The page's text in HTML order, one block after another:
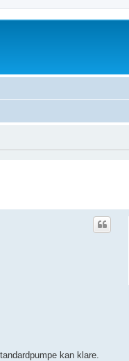
kan klare.